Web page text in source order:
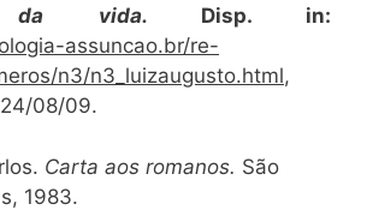
da vida. Disp. in:
assuncao.br/re-
n3/n3_luizaugusto.html,
08/09.
Carta aos romanos. São
1983.